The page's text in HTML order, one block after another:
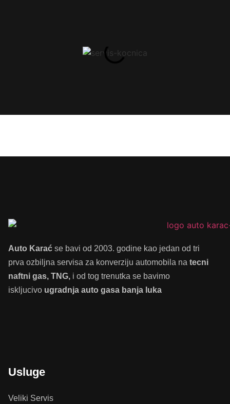
Auto Karać se bavi od 2003. godine kao jedan od tri
prva ozbiljna servisa za konverziju automobila na tecni
naftni gas, TNG, i od tog trenutka se bavimo
iskljucivo ugradnja auto gasa banja luka
Usluge
Veliki Servis